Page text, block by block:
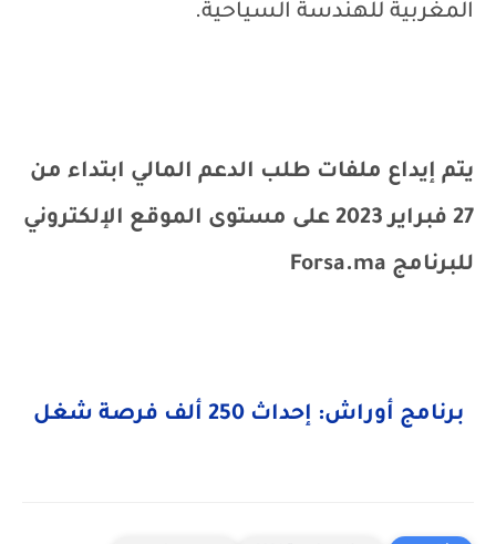
المغربية للهندسة السياحية.
يتم إيداع ملفات طلب الدعم المالي ابتداء من
27 فبراير 2023 على مستوى الموقع الإلكتروني
للبرنامج Forsa.ma
برنامج أوراش: إحداث 250 ألف فرصة شغل